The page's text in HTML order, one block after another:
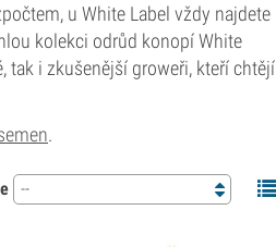
u White Label vždy najdete
kolekci odrůd konopí White
tak i zkušenější groweři, kteří chtějí
.
--